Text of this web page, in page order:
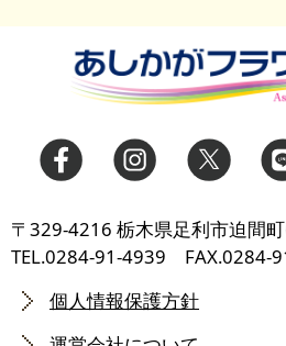
〒329-4216 栃木県足利市迫間
TEL.0284-91-4939 FAX.0284-
個人情報保護方針